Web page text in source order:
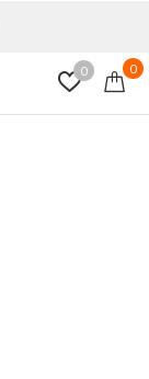
0 0